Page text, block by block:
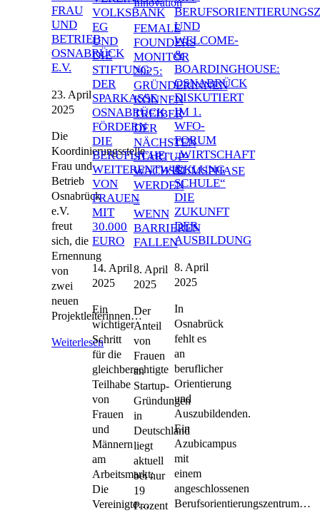
FRAU
UND
BETRIEB
OSNABRÜCK
E.V.
23. April
2025
Die
Koordinierungsstelle
Frau und
Betrieb
Osnabrück
e.V.
freut
sich, die
Ernennung
von
zwei
neuen
Projektleiterinnen…
Weiterlesen
VOLKSBANK
EG
UND
DIE
STIFTUNG
DER
SPARKASSE
OSNABRÜCK
FÖRDERN
DIE
BERUFLICHE
WEITERENTWICKLUNG
VON
FRAUEN
MIT
30.000
EURO
14. April
2025
Ein
wichtiger
Schritt
für die
gleichberechtigte
Teilhabe
von
Frauen
und
Männern
am
Arbeitsmarkt:
Die
Vereinigte…
FEMALE
FOUNDERS
MONITOR
2025:
GRÜNDERINNEN
KÖNNEN
TREIBER
DER
NÄCHSTEN
STARTUP-
WACHSTUMSPHASE
WERDEN
–
WENN
BARRIEREN
FALLEN
8. April
2025
Der
Anteil
von
Frauen
an
Startup-
Gründungen
in
Deutschland
liegt
aktuell
bei nur
19
Prozent
UND
WELCOME-
&
BOARDINGHOUSE:
OSNABRÜCK
DISKUTIERT
IM 1.
WFO-
FORUM
„WIRTSCHAFT
&
SCHULE“
DIE
ZUKUNFT
DER
AUSBILDUNG
8. April
2025
In
Osnabrück
fehlt es
an
beruflicher
Orientierung
und
Auszubildenden.
Ein
Azubicampus
mit
einem
angeschlossenen
Berufsorientierungszentrum…